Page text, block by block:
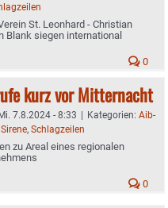
St. Leonhard - Christian
Blank siegen international
0
kurz vor Mitternacht
7.8.2024 - 8:33 | Kategorien: Aib-
, Schlagzeilen
zu Areal eines regionalen
0